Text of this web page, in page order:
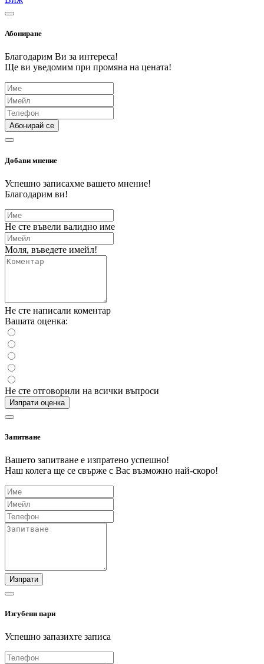
Абониране
Благодарим Ви за интереса!
Ще ви уведомим при промяна на цената!
Абонирай се
Добави мнение
Успешно записахме вашето мнение!
Благодарим ви!
Не сте въвели валидно име
Моля, въведете имейл!
Не сте написали коментар
Вашата оценка:
Не сте отговорили на всички въпроси
Изпрати оценка
Запитване
Вашето запитване е изпратено успешно!
Наш колега ще се свърже с Вас възможно най-скоро!
Изпрати
Изгубени пари
Успешно запазихте записа